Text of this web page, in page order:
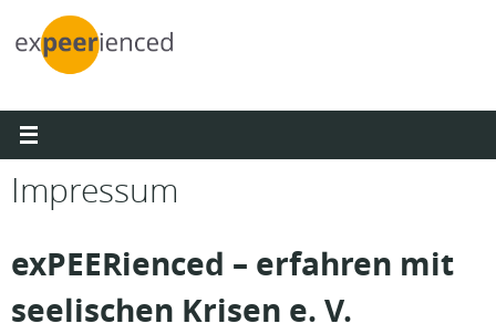
Inhalt
springen
Impressum
exPEERienced – erfahren mit
seelischen Krisen e. V.